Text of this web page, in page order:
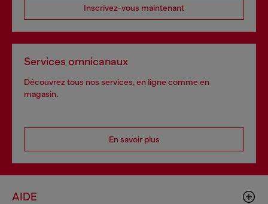
Inscrivez-vous maintenant
Services omnicanaux
Découvrez tous nos services, en ligne comme en
magasin.
En savoir plus
AIDE